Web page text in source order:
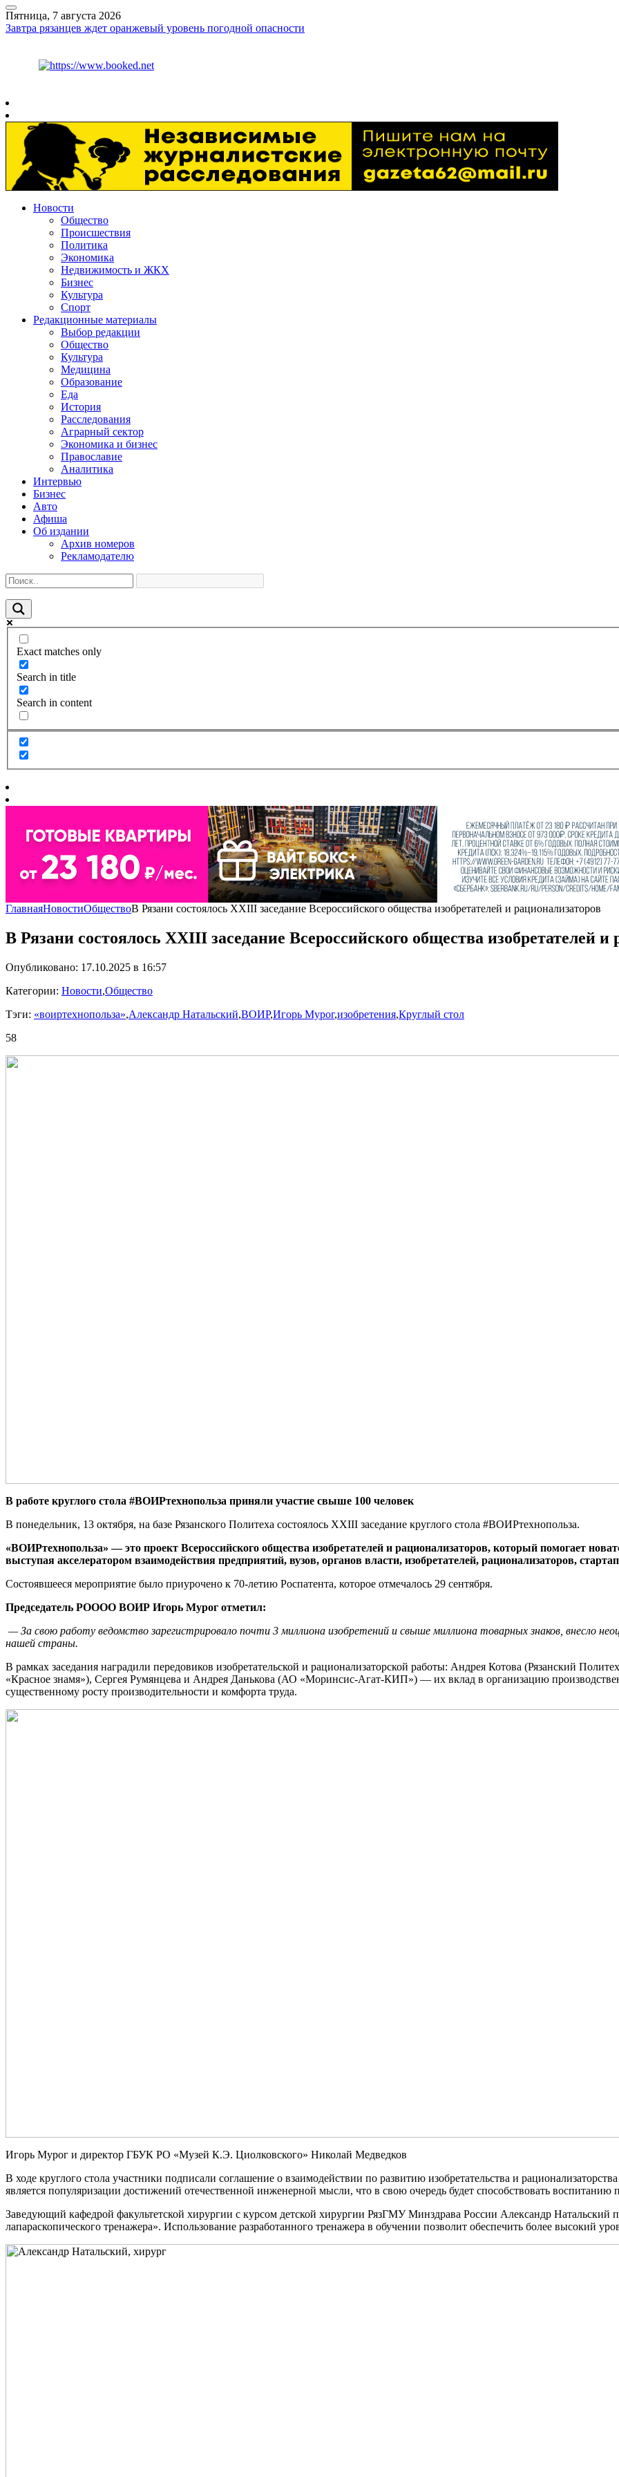
Пятница, 7 августа 2026
Завтра рязанцев ждет оранжевый уровень погодной опасности
Новости
Общество
Происшествия
Политика
Экономика
Недвижимость и ЖКХ
Бизнес
Культура
Спорт
Редакционные материалы
Выбор редакции
Общество
Культура
Медицина
Образование
Еда
История
Расследования
Аграрный сектор
Экономика и бизнес
Православие
Аналитика
Интервью
Бизнес
Авто
Афиша
Об издании
Архив номеров
Рекламодателю
Exact matches only
Search in title
Search in content
ГлавнаяНовостиОбществоВ Рязани состоялось XXIII заседание Всероссийского общества изобретателей и рационализаторов
В Рязани состоялось XXIII заседание Всероссийского общества изобретателей и
Опубликовано: 17.10.2025 в 16:57
Категории: Новости,Общество
Тэги: «воиртехнопольза»,Александр Натальский,ВОИР,Игорь Мурог,изобретения,Круглый стол
58
В работе круглого стола #ВОИРтехнопольза приняли участие свыше 100 человек
В понедельник, 13 октября, на базе Рязанского Политеха состоялось XXIII заседание круглого стола #ВОИРтехнопольза.
«ВОИРтехнопольза» — это проект Всероссийского общества изобретателей и рационализаторов, который помогает
выступая акселератором взаимодействия предприятий, вузов, органов власти, изобретателей, рационализаторов,
Состоявшееся мероприятие было приурочено к 70-летию Роспатента, которое отмечалось 29 сентября.
Председатель РОООО ВОИР Игорь Мурог отметил:
— За свою работу ведомство зарегистрировало почти 3 миллиона изобретений и свыше миллиона товарных знаков, внесло
нашей страны.
В рамках заседания наградили передовиков изобретательской и рационализаторской работы: Андрея Котова (Рязанский
«Красное знамя»), Сергея Румянцева и Андрея Данькова (АО «Моринсис-Агат-КИП») — их вклад в организацию
существенному росту производительности и комфорта труда.
Игорь Мурог и директор ГБУК РО «Музей К.Э. Циолковского» Николай Медведков
В ходе круглого стола участники подписали соглашение о взаимодействии по развитию изобретательства и
является популяризации достижений отечественной инженерной мысли, что в свою очередь будет способствовать воспитанию
Заведующий кафедрой факультетской хирургии с курсом детской хирургии РязГМУ Минздрава России Александр Натальский
лапараскопического тренажера». Использование разработанного тренажера в обучении позволит обеспечить более высокий